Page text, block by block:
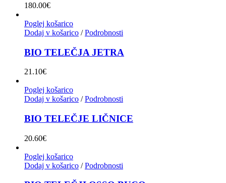
180.00€
Poglej košarico
Dodaj v košarico / Podrobnosti
BIO TELEČJA JETRA
21.10€
Poglej košarico
Dodaj v košarico / Podrobnosti
BIO TELEČJE LIČNICE
20.60€
Poglej košarico
Dodaj v košarico / Podrobnosti